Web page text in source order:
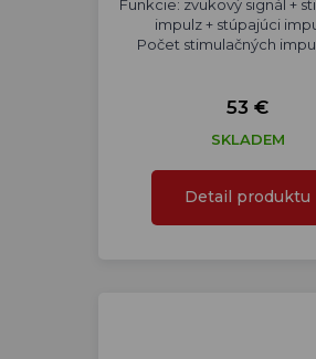
Funkcie: zvukový signál +
impulz + stúpajúci
Počet stimulačných
53 €
SKLADEM
Detail produktu